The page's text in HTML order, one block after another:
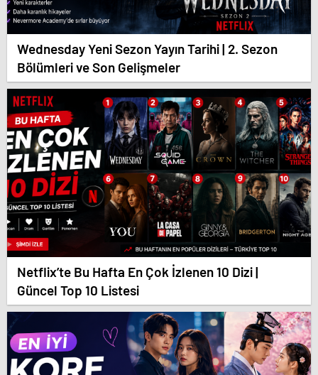
Wednesday Yeni Sezon Yayın Tarihi | 2. Sezon
Bölümleri ve Son Gelişmeler
Netflix’te Bu Hafta En Çok İzlenen 10 Dizi |
Güncel Top 10 Listesi